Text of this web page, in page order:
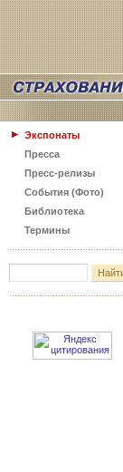
Экспонаты
Пресса
Пресс-релизы
События (Фото)
Библиотека
Термины